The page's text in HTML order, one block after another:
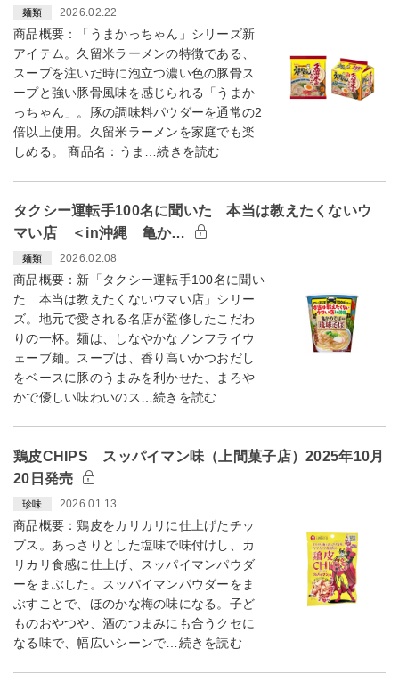
麺類 2026.02.22
商品概要：「うまかっちゃん」シリーズ新
アイテム。久留米ラーメンの特徴である、
スープを注いだ時に泡立つ濃い色の豚骨ス
ープと強い豚骨風味を感じられる「うまか
っちゃん」。豚の調味料パウダーを通常の2
倍以上使用。久留米ラーメンを家庭でも楽
しめる。 商品名：うま…続きを読む
タクシー運転手100名に聞いた 本当は教えたくないウ
マい店 ＜in沖縄 亀か…
麺類 2026.02.08
商品概要：新「タクシー運転手100名に聞い
た 本当は教えたくないウマい店」シリー
ズ。地元で愛される名店が監修したこだわ
りの一杯。麺は、しなやかなノンフライウ
ェーブ麺。スープは、香り高いかつおだし
をベースに豚のうまみを利かせた、まろや
かで優しい味わいのス…続きを読む
鶏皮CHIPS スッパイマン味（上間菓子店）2025年10月
20日発売
珍味 2026.01.13
商品概要：鶏皮をカリカリに仕上げたチッ
プス。あっさりとした塩味で味付けし、カ
リカリ食感に仕上げ、スッパイマンパウダ
ーをまぶした。スッパイマンパウダーをま
ぶすことで、ほのかな梅の味になる。子ど
ものおやつや、酒のつまみにも合うクセに
なる味で、幅広いシーンで…続きを読む